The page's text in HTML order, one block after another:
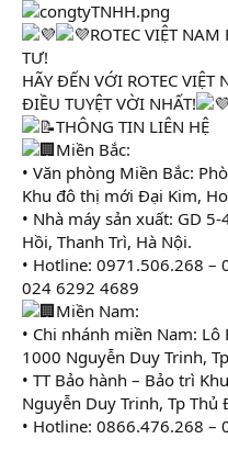
ROTEC VIỆT
TƯ!
HÃY ĐẾN VỚI ROTEC
ĐIỀU TUYỆT VỜI NHẤT!
THÔNG TIN LIÊN HỆ
Miền Bắc:
• Văn phòng Miền Bắc:
Khu đô thị mới Đại Kim,
• Nhà máy sản xuất: GD
Hồi, Thanh Trì, Hà Nội.
• Hotline: 0971.506.268 –
024 6292 4689
Miền Nam:
• Chi nhánh miền Nam: Lô
1000 Nguyễn Duy Trinh,
• TT Bảo hành – Bảo trì
Nguyễn Duy Trinh, Tp Thủ
• Hotline: 0866.476.268 –